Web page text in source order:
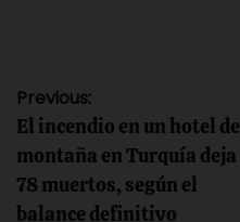
Navegación
de
entradas
Previous:
El incendio en un hotel de
montaña en Turquía deja
78 muertos, según el
balance definitivo